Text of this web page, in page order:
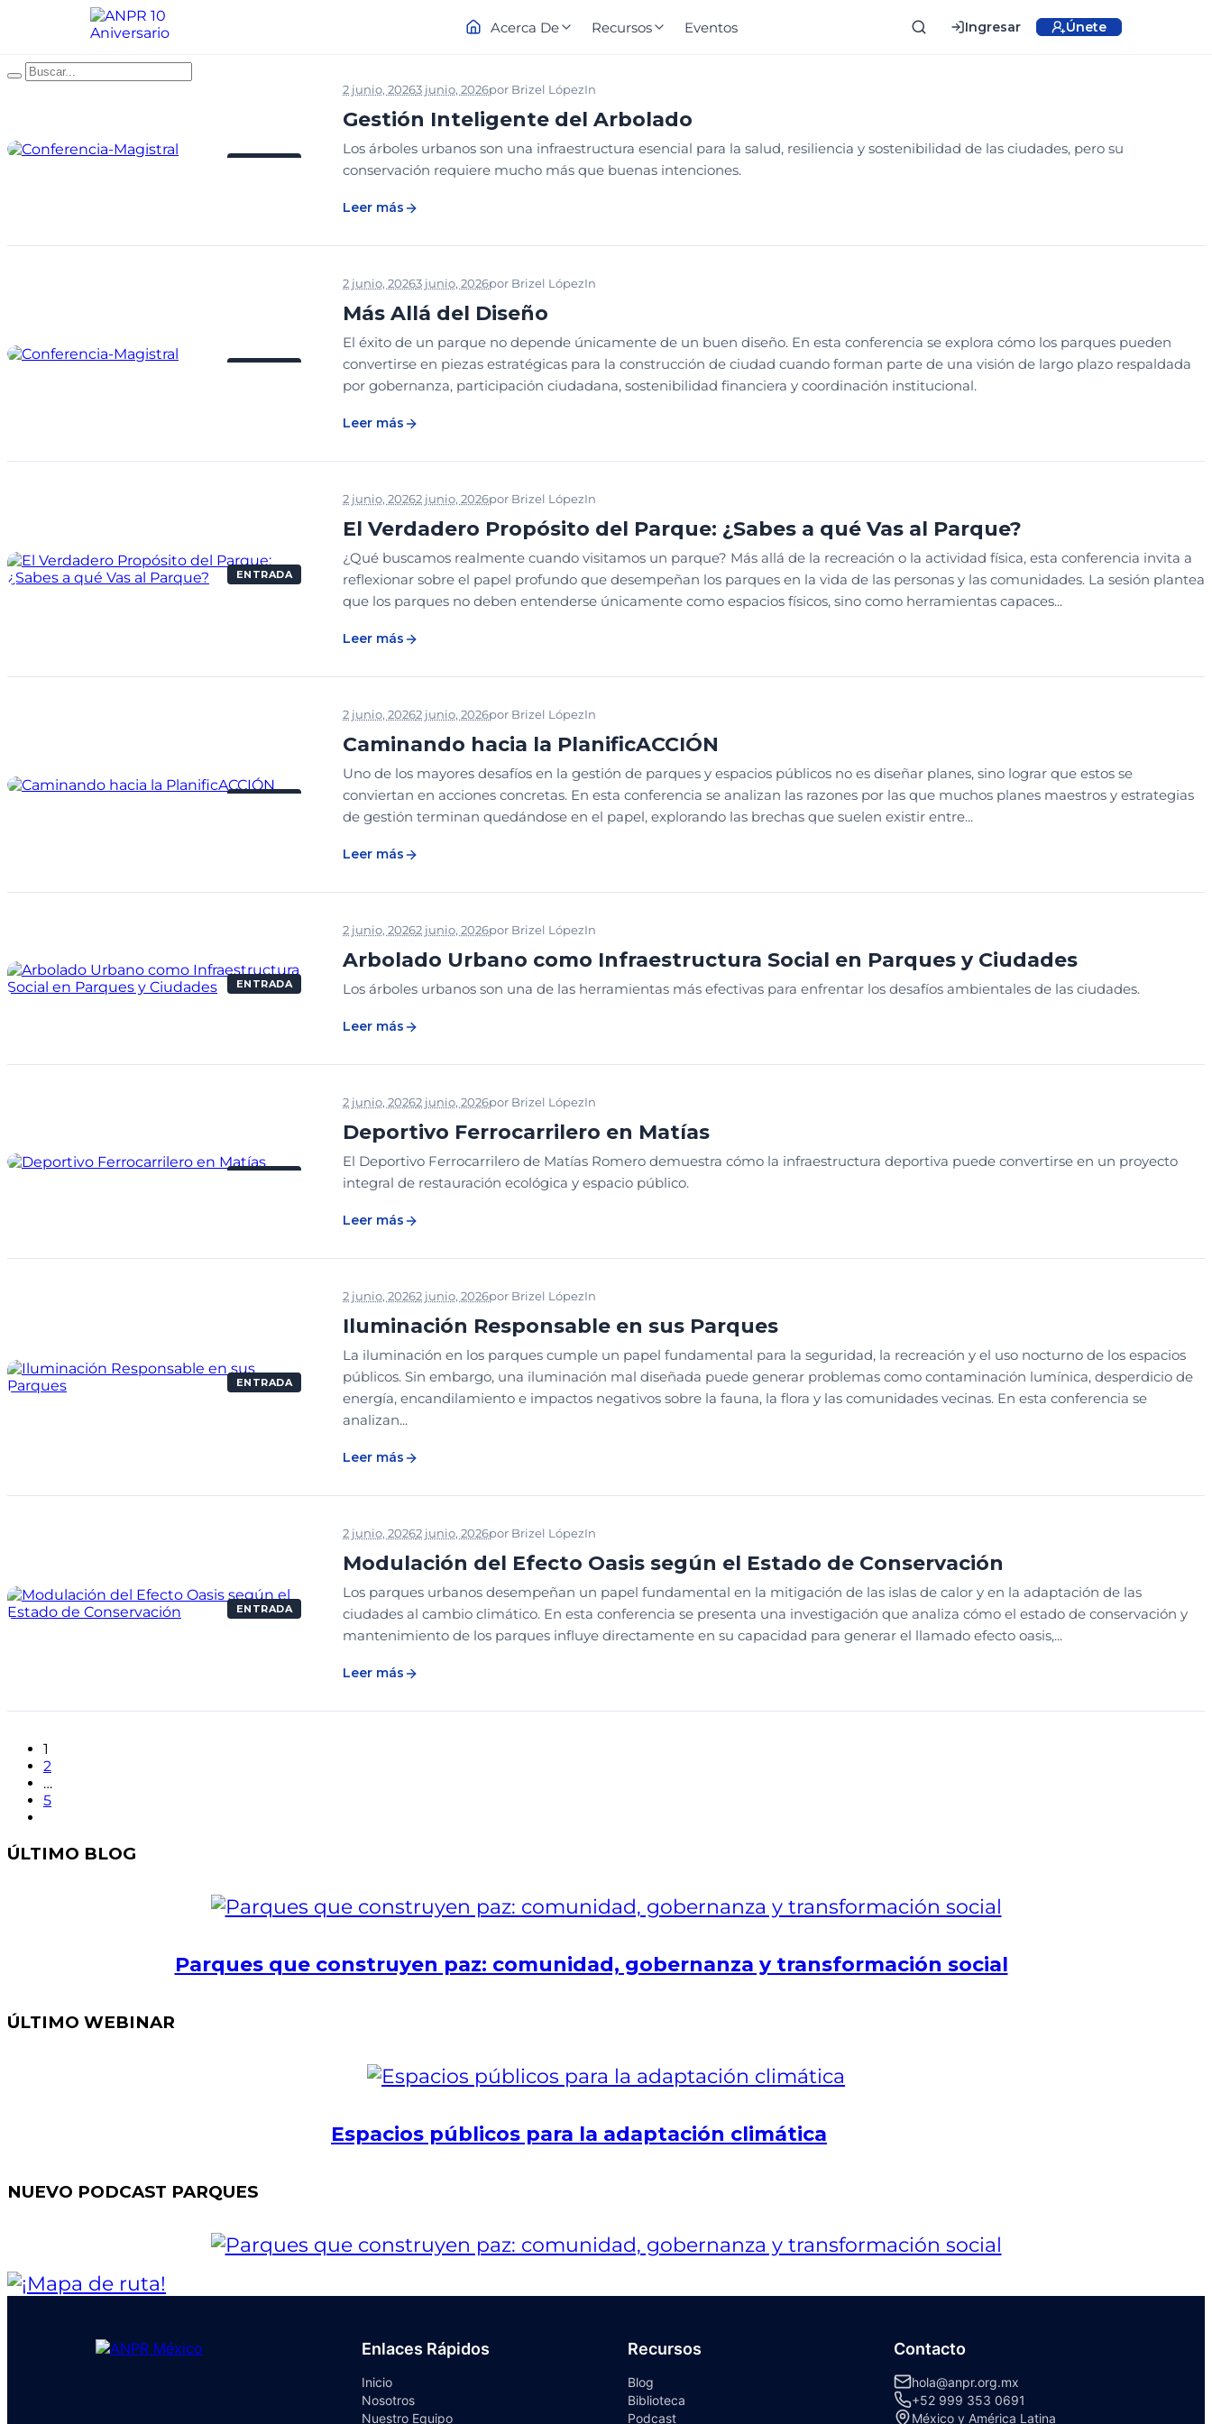
Acerca De Recursos Eventos Ingresar Únete
2 junio, 20263 junio, 2026por Brizel LópezIn
Gestión Inteligente del Arbolado
Los árboles urbanos son una infraestructura esencial para la salud, resiliencia y sostenibilidad de las ciudades, pero su
conservación requiere mucho más que buenas intenciones.
Leer más
2 junio, 20263 junio, 2026por Brizel LópezIn
⁠Más Allá del Diseño
El éxito de un parque no depende únicamente de un buen diseño. En esta conferencia se explora cómo los parques pueden
convertirse en piezas estratégicas para la construcción de ciudad cuando forman parte de una visión de largo plazo respaldada
por gobernanza, participación ciudadana, sostenibilidad financiera y coordinación institucional.
Leer más
ENTRADA
2 junio, 20262 junio, 2026por Brizel LópezIn
El Verdadero Propósito del Parque: ¿Sabes a qué Vas al Parque?
¿Qué buscamos realmente cuando visitamos un parque? Más allá de la recreación o la actividad física, esta conferencia invita a
reflexionar sobre el papel profundo que desempeñan los parques en la vida de las personas y las comunidades. La sesión plantea
que los parques no deben entenderse únicamente como espacios físicos, sino como herramientas capaces...
Leer más
2 junio, 20262 junio, 2026por Brizel LópezIn
Caminando hacia la PlanificACCIÓN
Uno de los mayores desafíos en la gestión de parques y espacios públicos no es diseñar planes, sino lograr que estos se
conviertan en acciones concretas. En esta conferencia se analizan las razones por las que muchos planes maestros y estrategias
de gestión terminan quedándose en el papel, explorando las brechas que suelen existir entre...
Leer más
ENTRADA
2 junio, 20262 junio, 2026por Brizel LópezIn
Arbolado Urbano como Infraestructura Social en Parques y Ciudades
Los árboles urbanos son una de las herramientas más efectivas para enfrentar los desafíos ambientales de las ciudades.
Leer más
2 junio, 20262 junio, 2026por Brizel LópezIn
Deportivo Ferrocarrilero en Matías
El Deportivo Ferrocarrilero de Matías Romero demuestra cómo la infraestructura deportiva puede convertirse en un proyecto
integral de restauración ecológica y espacio público.
Leer más
ENTRADA
2 junio, 20262 junio, 2026por Brizel LópezIn
Iluminación Responsable en sus Parques
La iluminación en los parques cumple un papel fundamental para la seguridad, la recreación y el uso nocturno de los espacios
públicos. Sin embargo, una iluminación mal diseñada puede generar problemas como contaminación lumínica, desperdicio de
energía, encandilamiento e impactos negativos sobre la fauna, la flora y las comunidades vecinas. En esta conferencia se
analizan...
Leer más
ENTRADA
2 junio, 20262 junio, 2026por Brizel LópezIn
Modulación del Efecto Oasis según el Estado de Conservación
Los parques urbanos desempeñan un papel fundamental en la mitigación de las islas de calor y en la adaptación de las
ciudades al cambio climático. En esta conferencia se presenta una investigación que analiza cómo el estado de conservación y
mantenimiento de los parques influye directamente en su capacidad para generar el llamado efecto oasis,...
Leer más
1
2
…
5
ÚLTIMO BLOG
Parques que construyen paz: comunidad, gobernanza y transformación social
ÚLTIMO WEBINAR
Espacios públicos para la adaptación climática
NUEVO PODCAST PARQUES
Enlaces Rápidos
Inicio
Nosotros
Nuestro Equipo
Recursos
Blog
Biblioteca
Podcast
Contacto
hola@anpr.org.mx
+52 999 353 0691
México y América Latina